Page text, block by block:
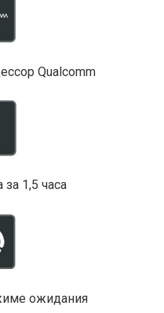
Qualcomm
за 1,5 часа
ожидания